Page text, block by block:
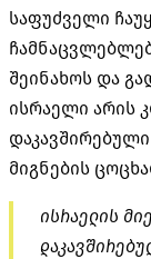
საფუძველი
შეინახოს და
ისრაელი არის
მიგნების
ისრაელის